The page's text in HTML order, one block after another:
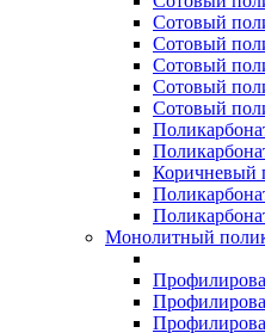
Сотовый
Сотовый
Сотовый
Сотовый
Сотовый
Коричневый
Монолитный